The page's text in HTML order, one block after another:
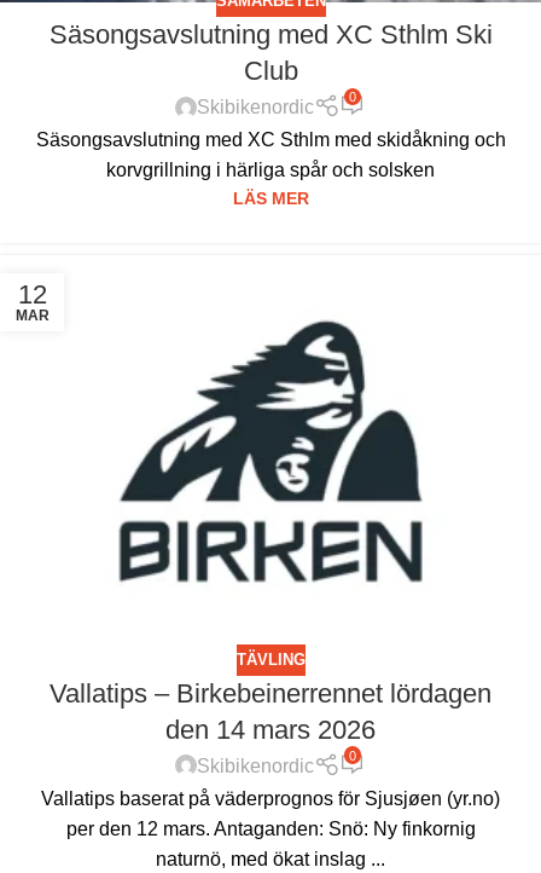
Säsongsavslutning med XC Sthlm Ski
Club
Skibikenordic
0
Säsongsavslutning med XC Sthlm med skidåkning och
korvgrillning i härliga spår och solsken
LÄS MER
12
MAR
TÄVLING
Vallatips – Birkebeinerrennet lördagen
den 14 mars 2026
Skibikenordic
0
Vallatips baserat på väderprognos för Sjusjøen (yr.no)
per den 12 mars. Antaganden: Snö: Ny finkornig
naturnö, med ökat inslag ...